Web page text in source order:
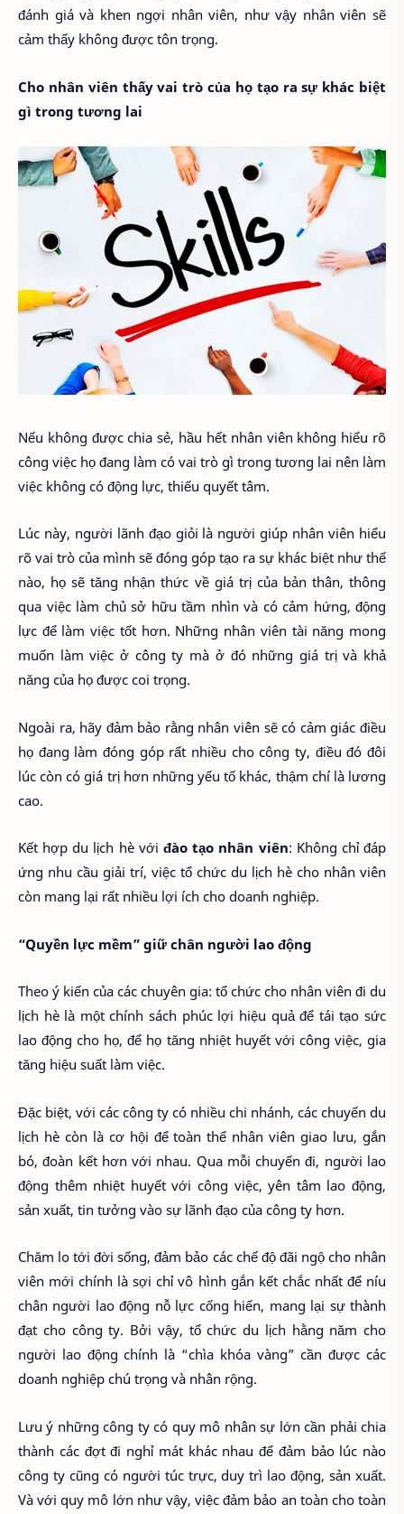
đánh giá và khen ngợi nhân viên, như vậy nhân viên sẽ
cảm thấy không được tôn trọng.
Cho nhân viên thấy vai trò của họ tạo ra sự khác biệt
gì trong tương lai
Nếu không được chia sẻ, hầu hết nhân viên không hiểu rõ
công việc họ đang làm có vai trò gì trong tương lai nên làm
việc không có động lực, thiếu quyết tâm.
Lúc này, người lãnh đạo giỏi là người giúp nhân viên hiểu
rõ vai trò của mình sẽ đóng góp tạo ra sự khác biệt như thế
nào, họ sẽ tăng nhận thức về giá trị của bản thân, thông
qua việc làm chủ sở hữu tầm nhìn và có cảm hứng, động
lực để làm việc tốt hơn. Những nhân viên tài năng mong
muốn làm việc ở công ty mà ở đó những giá trị và khả
năng của họ được coi trọng.
Ngoài ra, hãy đảm bảo rằng nhân viên sẽ có cảm giác điều
họ đang làm đóng góp rất nhiều cho công ty, điều đó đôi
lúc còn có giá trị hơn những yếu tố khác, thậm chí là lương
cao.
Kết hợp du lịch hè với đào tạo nhân viên: Không chỉ đáp
ứng nhu cầu giải trí, việc tổ chức du lịch hè cho nhân viên
còn mang lại rất nhiều lợi ích cho doanh nghiệp.
“Quyền lực mềm” giữ chân người lao động
Theo ý kiến của các chuyên gia: tổ chức cho nhân viên đi du
lịch hè là một chính sách phúc lợi hiệu quả để tái tạo sức
lao động cho họ, để họ tăng nhiệt huyết với công việc, gia
tăng hiệu suất làm việc.
Đặc biệt, với các công ty có nhiều chi nhánh, các chuyến du
lịch hè còn là cơ hội để toàn thể nhân viên giao lưu, gắn
bó, đoàn kết hơn với nhau. Qua mỗi chuyến đi, người lao
động thêm nhiệt huyết với công việc, yên tâm lao động,
sản xuất, tin tưởng vào sự lãnh đạo của công ty hơn.
Chăm lo tới đời sống, đảm bảo các chế độ đãi ngộ cho nhân
viên mới chính là sợi chỉ vô hình gắn kết chắc nhất để níu
chân người lao động nỗ lực cống hiến, mang lại sự thành
đạt cho công ty. Bởi vậy, tổ chức du lịch hằng năm cho
người lao động chính là “chìa khóa vàng” cần được các
doanh nghiệp chú trọng và nhân rộng.
Lưu ý những công ty có quy mô nhân sự lớn cần phải chia
thành các đợt đi nghỉ mát khác nhau để đảm bảo lúc nào
công ty cũng có người túc trực, duy trì lao động, sản xuất.
Và với quy mô lớn như vậy, việc đảm bảo an toàn cho toàn